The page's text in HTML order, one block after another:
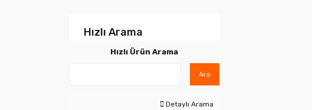
Hızlı Arama
Hızlı Ürün Arama
Ara
Detaylı Arama